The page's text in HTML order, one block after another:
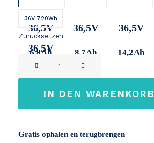
36,5V
6,8Ah
36,5V
8,7Ah
36,5V
14,2Ah
36V 720Wh
36,5V
Zurücksetzen
Samebike
IN DEN WARENKORB
Gratis ophalen en terugbrengen